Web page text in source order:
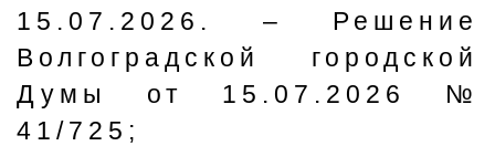
15.07.2026. – Решение
Волгоградской городской
Думы от 15.07.2026 №
41/725;